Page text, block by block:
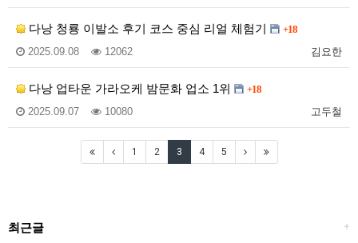
다낭 청룡 이발소 후기 코스 중심 리얼 체험기 +18
김요한
2025.09.08 12062
다낭 업타운 가라오케 밤문화 업소 1위 +18
고두철
2025.09.07 10080
1 2 3 4 5
+
최근글